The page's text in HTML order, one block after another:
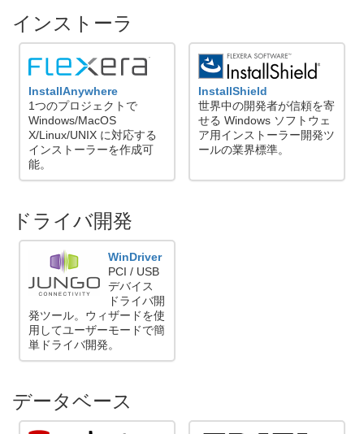
インストーラ
InstallAnywhere
1つのプロジェクトで
Windows/MacOS
X/Linux/UNIX に対応する
インストーラーを作成可
能。
InstallShield
世界中の開発者が信頼を寄
せる Windows ソフトウェ
ア用インストーラー開発ツ
ールの業界標準。
ドライバ開発
WinDriver
PCI / USB
デバイス
ドライバ開
発ツール。ウィザードを使
用してユーザーモードで簡
単ドライバ開発。
データベース